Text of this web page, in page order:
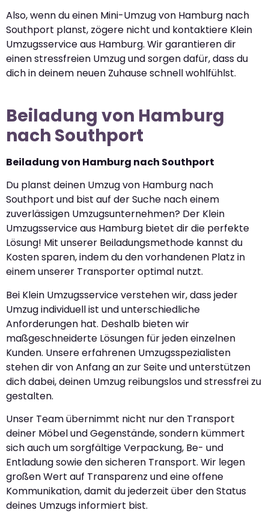
Also, wenn du einen Mini-Umzug von Hamburg nach
Southport planst, zögere nicht und kontaktiere Klein
Umzugsservice aus Hamburg. Wir garantieren dir
einen stressfreien Umzug und sorgen dafür, dass du
dich in deinem neuen Zuhause schnell wohlfühlst.
Beiladung von Hamburg
nach Southport
Beiladung von Hamburg nach Southport
Du planst deinen Umzug von Hamburg nach
Southport und bist auf der Suche nach einem
zuverlässigen Umzugsunternehmen? Der Klein
Umzugsservice aus Hamburg bietet dir die perfekte
Lösung! Mit unserer Beiladungsmethode kannst du
Kosten sparen, indem du den vorhandenen Platz in
einem unserer Transporter optimal nutzt.
Bei Klein Umzugsservice verstehen wir, dass jeder
Umzug individuell ist und unterschiedliche
Anforderungen hat. Deshalb bieten wir
maßgeschneiderte Lösungen für jeden einzelnen
Kunden. Unsere erfahrenen Umzugsspezialisten
stehen dir von Anfang an zur Seite und unterstützen
dich dabei, deinen Umzug reibungslos und stressfrei zu
gestalten.
Unser Team übernimmt nicht nur den Transport
deiner Möbel und Gegenstände, sondern kümmert
sich auch um sorgfältige Verpackung, Be- und
Entladung sowie den sicheren Transport. Wir legen
großen Wert auf Transparenz und eine offene
Kommunikation, damit du jederzeit über den Status
deines Umzugs informiert bist.